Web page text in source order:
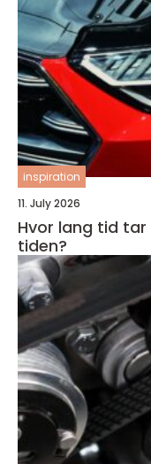
inspiration
11. July 2026
Hvor lang tid
tiden?